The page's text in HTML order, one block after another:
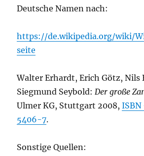
Deutsche Namen nach:
https://de.wikipedia.org/wiki/
seite
Walter Erhardt, Erich Götz, Nils
Siegmund Seybold: Der große
Ulmer KG, Stuttgart 2008,
5406-7.
Sonstige Quellen: